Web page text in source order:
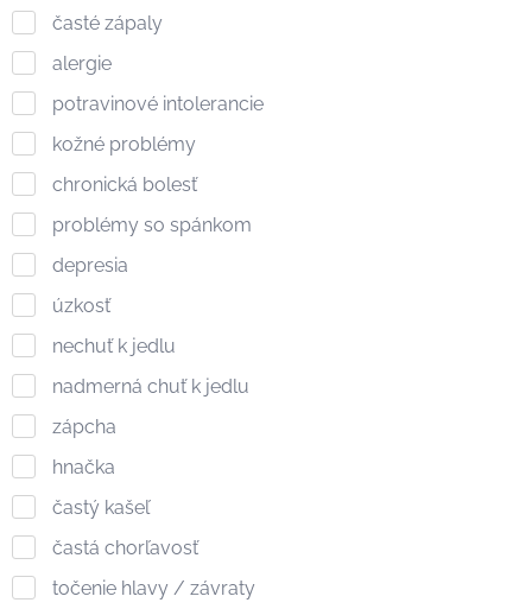
časté zápaly
alergie
potravinové intolerancie
kožné problémy
chronická bolesť
problémy so spánkom
depresia
úzkosť
nechuť k jedlu
nadmerná chuť k jedlu
zápcha
hnačka
častý kašeľ
častá chorľavosť
točenie hlavy / závraty